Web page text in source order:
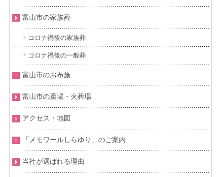
富山市の家族葬
コロナ禍後の家族葬
コロナ禍後の一般葬
富山市のお布施
富山市の斎場・火葬場
アクセス・地図
「メモワールしらゆり」のご案内
当社が選ばれる理由